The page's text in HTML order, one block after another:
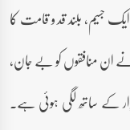
جسیم، بلند قد و قامت کا
نے ان منافقوں کو بے جان،
کے ساتھ لگی ہوئی ہے۔